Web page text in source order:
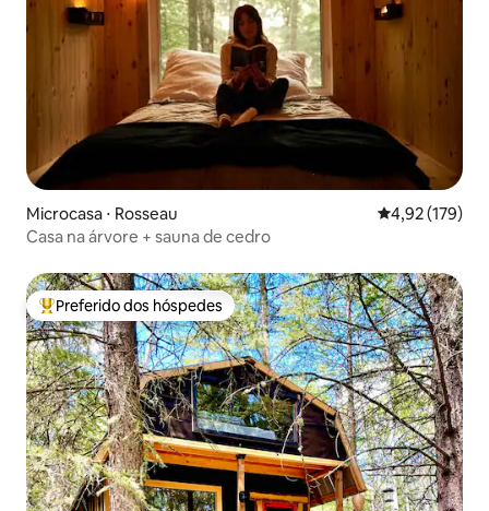
Microcasa ⋅ Rosseau 4,92 de uma
4,92 (179)
Casa na árvore + sauna de cedro
Entre os melhores preferidos dos hóspedes
Preferido dos hóspedes